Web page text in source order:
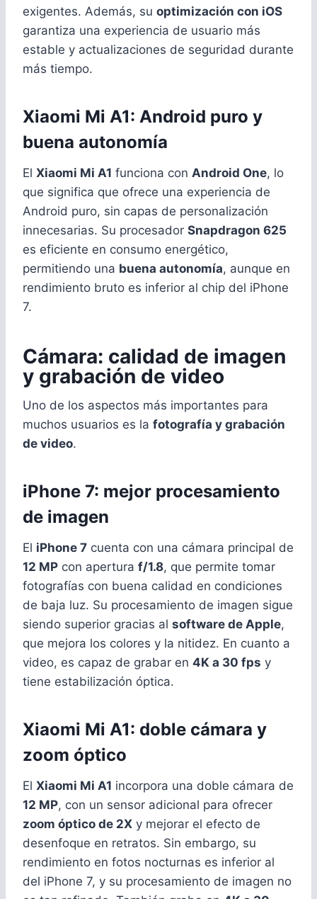
exigentes. Además, su optimización con iOS
garantiza una experiencia de usuario más
estable y actualizaciones de seguridad durante
más tiempo.
Xiaomi Mi A1: Android puro y
buena autonomía
El Xiaomi Mi A1 funciona con Android One, lo
que significa que ofrece una experiencia de
Android puro, sin capas de personalización
innecesarias. Su procesador Snapdragon 625
es eficiente en consumo energético,
permitiendo una buena autonomía, aunque en
rendimiento bruto es inferior al chip del iPhone
7.
Cámara: calidad de imagen
y grabación de video
Uno de los aspectos más importantes para
muchos usuarios es la fotografía y grabación
de video.
iPhone 7: mejor procesamiento
de imagen
El iPhone 7 cuenta con una cámara principal de
12 MP con apertura f/1.8, que permite tomar
fotografías con buena calidad en condiciones
de baja luz. Su procesamiento de imagen sigue
siendo superior gracias al software de Apple,
que mejora los colores y la nitidez. En cuanto a
video, es capaz de grabar en 4K a 30 fps y
tiene estabilización óptica.
Xiaomi Mi A1: doble cámara y
zoom óptico
El Xiaomi Mi A1 incorpora una doble cámara de
12 MP, con un sensor adicional para ofrecer
zoom óptico de 2X y mejorar el efecto de
desenfoque en retratos. Sin embargo, su
rendimiento en fotos nocturnas es inferior al
del iPhone 7, y su procesamiento de imagen no